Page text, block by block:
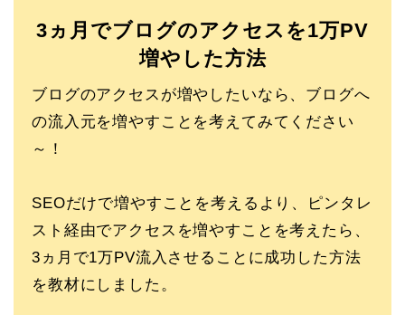
3ヵ月でブログのアクセスを1万PV
増やした方法
ブログのアクセスが増やしたいなら、ブログへ
の流入元を増やすことを考えてみてください
～！
SEOだけで増やすことを考えるより、ピンタレ
スト経由でアクセスを増やすことを考えたら、
3ヵ月で1万PV流入させることに成功した方法
を教材にしました。